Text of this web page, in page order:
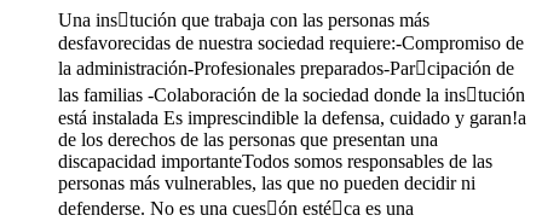
Una instución que trabaja con las personas más
desfavorecidas de nuestra sociedad requiere:-Compromiso de
la administración-Profesionales preparados-Parcipación de
las familias -Colaboración de la sociedad donde la instución
está instalada Es imprescindible la defensa, cuidado y garan!a
de los derechos de las personas que presentan una
discapacidad importanteTodos somos responsables de las
personas más vulnerables, las que no pueden decidir ni
defenderse. No es una cuesón estéca es una